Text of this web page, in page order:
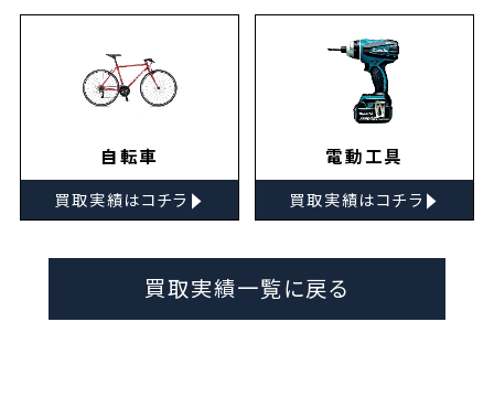
自転車
買取実績はコチラ ▸
電動工具
買取実績はコチラ ▸
買取実績一覧に戻る